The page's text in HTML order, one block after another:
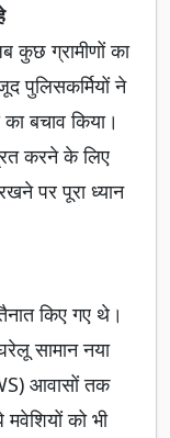
कुछ ग्रामीणों का
पुलिसकर्मियों ने
बचाव किया।
करने के लिए
पर पूरा ध्यान
किए गए थे।
सामान नया
आवासों तक
को भी